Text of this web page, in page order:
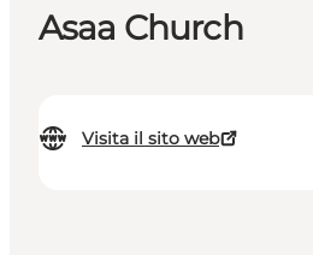
Asaa Church
Visita il sito web